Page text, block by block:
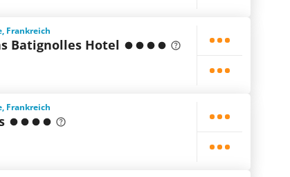
Frankreich
Batignolles Hotel
Frankreich